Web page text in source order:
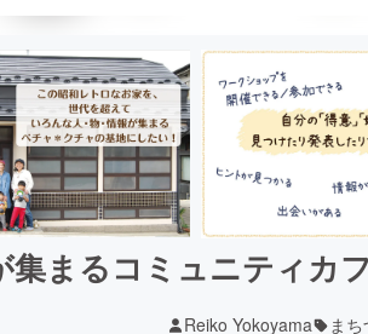
集まるコミュニティ
Reiko Yokoyama ま